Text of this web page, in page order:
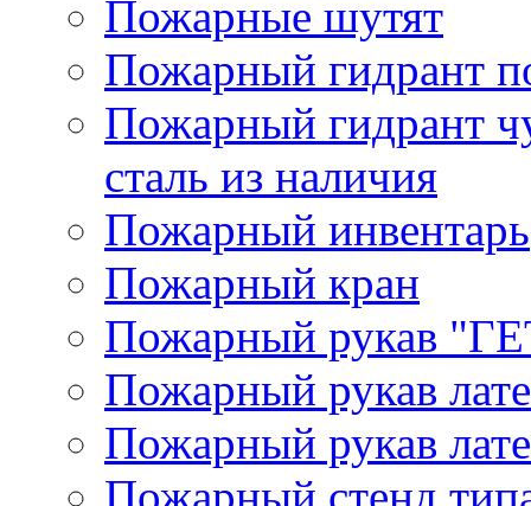
Пожарные шутят
Пожарный гидрант
Пожарный гидрант
сталь из наличия
Пожарный инвентарь
Пожарный кран
Пожарный рукав
Пожарный рукав
Пожарный рукав